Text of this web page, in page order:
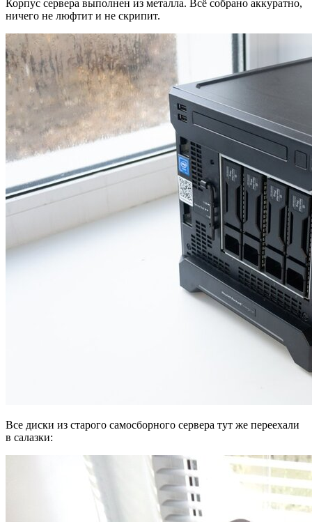
Корпус сервера выполнен из металла. Всё собрано аккуратно,
ничего не люфтит и не скрипит.
Все диски из старого самосборного сервера тут же переехали
в салазки: